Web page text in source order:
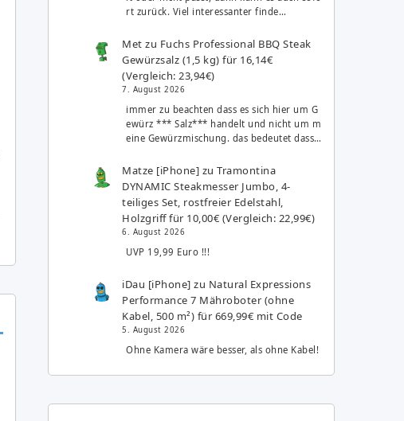
rt zurück. Viel interessanter finde…
Met zu Fuchs Professional BBQ Steak
Gewürzsalz (1,5 kg) für 16,14€
(Vergleich: 23,94€)
7. August 2026
immer zu beachten dass es sich hier um G
ewürz *** Salz*** handelt und nicht um m
eine Gewürzmischung. das bedeutet dass…
Matze [iPhone] zuTramontina
DYNAMIC Steakmesser Jumbo, 4-
teiliges Set, rostfreier Edelstahl,
Holzgriff für 10,00€ (Vergleich: 22,99€)
6. August 2026
UVP 19,99 Euro !!!
iDau [iPhone] zu Natural Expressions
Performance 7 Mähroboter (ohne
Kabel, 500 m²) für 669,99€ mit Code
5. August 2026
Ohne Kamera wäre besser, als ohne Kabel!